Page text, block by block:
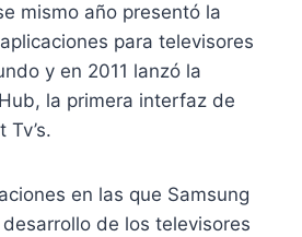
mismo año presentó la
para televisores
y en 2011 lanzó la
la primera interfaz de
en las que Samsung
de los televisores